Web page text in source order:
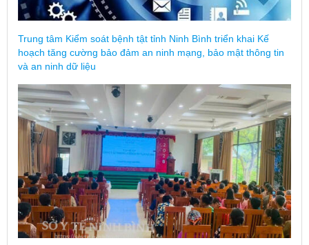
Trung tâm Kiểm soát bệnh tật tỉnh Ninh Bình triển khai Kế
hoạch tăng cường bảo đảm an ninh mạng, bảo mật thông tin
và an ninh dữ liệu